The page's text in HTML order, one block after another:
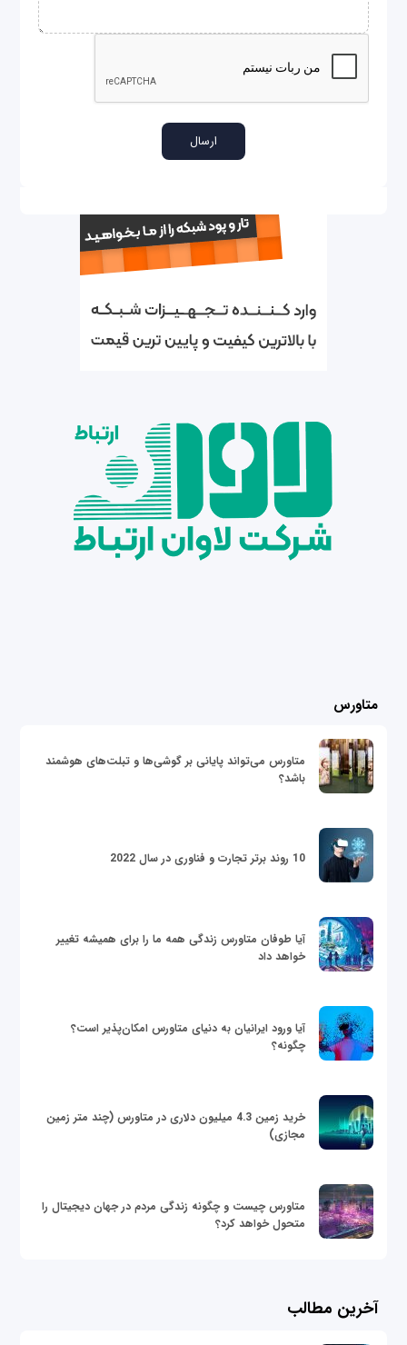
متاورس
متاورس می‌تواند پایانی بر گوشی‌ها و تبلت‌های هوشمند
باشد؟
10 روند برتر تجارت و فناوری در سال 2022
آیا طوفان متاورس زندگی همه ما را برای همیشه تغییر
خواهد داد
آیا ورود ایرانیان به دنیای متاورس امکان‌پذیر است؟
چگونه؟
خرید زمین 4.3 میلیون دلاری در متاورس (چند متر زمین
مجازی)
متاورس چیست و چگونه زندگی مردم در جهان دیجیتال را
متحول خواهد کرد؟
آخرین مطالب